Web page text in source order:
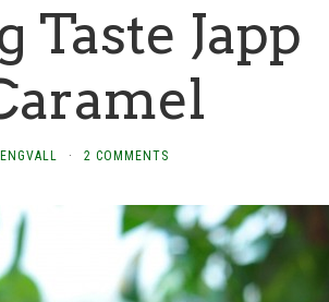
Taste Japp
· 2 COMMENTS